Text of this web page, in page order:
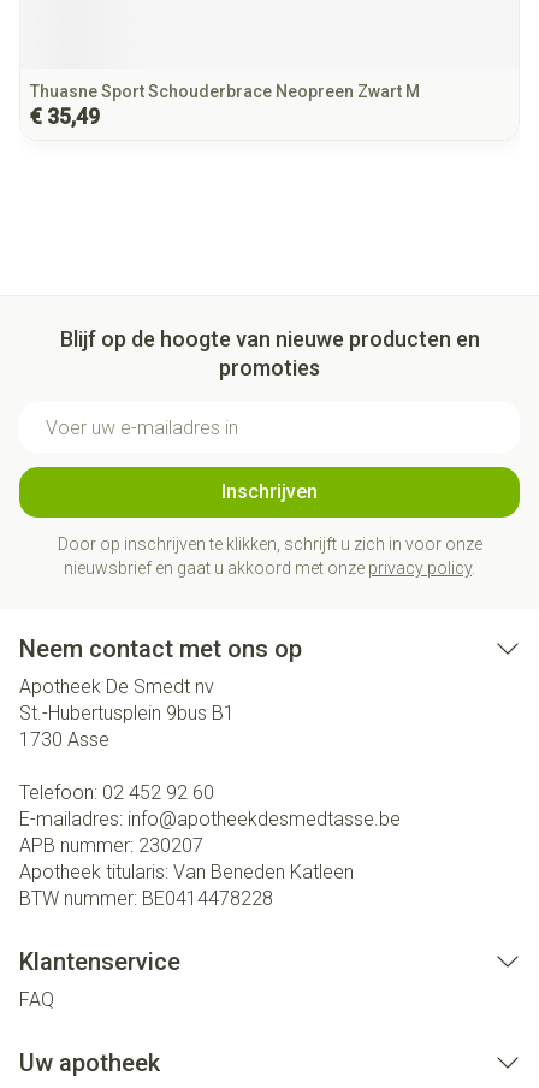
Thuasne Sport Schouderbrace Neopreen Zwart M
€ 35,49
Blijf op de hoogte van nieuwe producten en
promoties
Inschrijven
Door op inschrijven te klikken, schrijft u zich in voor onze
nieuwsbrief en gaat u akkoord met onze privacy policy.
Neem contact met ons op
Apotheek De Smedt nv
St.-Hubertusplein 9bus B1
1730 Asse
Telefoon: 02 452 92 60
E-mailadres: info@apotheekdesmedtasse.be
APB nummer: 230207
Apotheek titularis: Van Beneden Katleen
BTW nummer: BE0414478228
Klantenservice
FAQ
Uw apotheek